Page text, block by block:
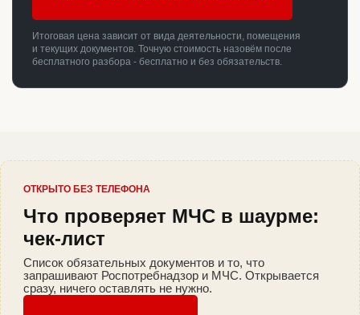
Итоговая цена зависит от вида деятельности, помещения
и текущих документов. Точную стоимость назовём после
бесплатного разбора - бесплатно и без обязательств.
ОТКРЫТО БЕЗ ТЕЛЕФОНА
Что проверяет МЧС в шаурме:
чек-лист
Список обязательных документов и то, что
запрашивают Роспотребнадзор и МЧС. Открывается
сразу, ничего оставлять не нужно.